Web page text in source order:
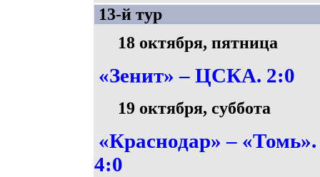
13-й тур
18 октября, пятница
«Зенит» – ЦСКА. 2:0
19 октября, суббота
«Краснодар» – «Томь».
4:0